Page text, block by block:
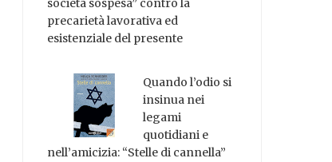
società sospesa” contro la
precarietà lavorativa ed
esistenziale del presente
Quando l’odio si
insinua nei
legami
quotidiani e
nell’amicizia: “Stelle di cannella”